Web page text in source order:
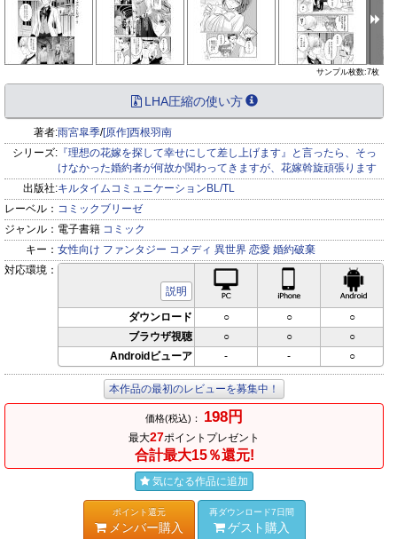
サンプル枚数:7枚
LHA圧縮の使い方
著者:雨宮皐季/[原作]西根羽南
シリーズ: 『理想の花嫁を探して幸せにして差し上げます』と言ったら、そっ
けなかった婚約者が何故か関わってきますが、花嫁斡旋頑張ります
出版社:キルタイムコミュニケーションBL/TL
レーベル： コミックブリーゼ
ジャンル： 電子書籍 コミック
キー： 女性向け ファンタジー コメディ 異世界 恋愛 婚約破棄
対応環境：
説明
iPhone対応
ダウンロード ○ ○
○
ブラウザ視聴
○ ○
○
Androidビューア
- - ○
本作品の最初のレビューを募集中！
価格(税込)： 198円
最大27ポイントプレゼント
合計最大15％還元!
気になる作品に追加
ポイント還元
メンバー購入
再ダウンロード7日間
ゲスト購入